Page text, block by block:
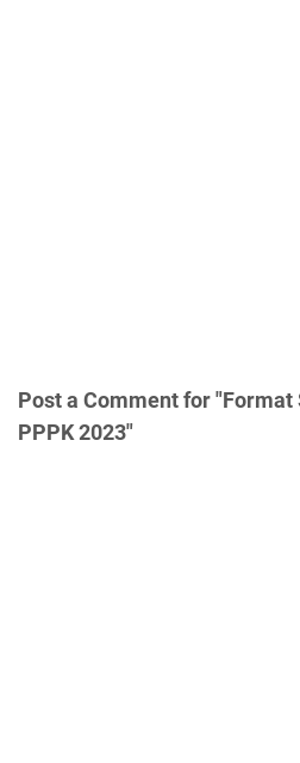
Post a Comment for
PPPK 2023"